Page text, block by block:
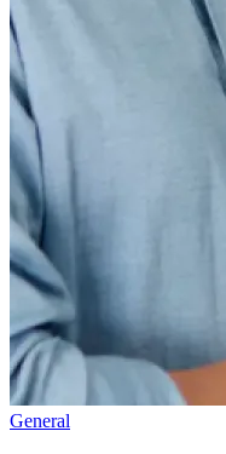
Publicado
General